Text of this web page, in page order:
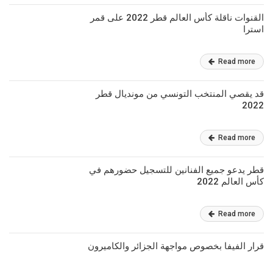
القنوات ناقلة كأس العالم قطر 2022 على قمر
استرا
Read more
قد يقصي المنتخب التونسي من مونديال قطر
2022
Read more
قطر يدعو جميع الفنانين للتسجيل حضورهم في
كأس العالم 2022
Read more
قرار الفيفا بخصوص مواجهة الجزائر والكاميرون